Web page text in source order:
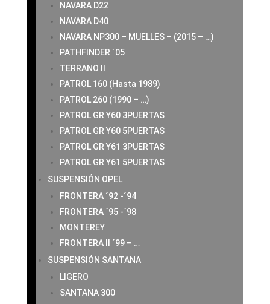
NAVARA D22
NAVARA D40
NAVARA NP300 – MUELLES – (2015 – …)
PATHFINDER ´05
TERRANO II
PATROL 160 (Hasta 1989)
PATROL 260 (1990 – …)
PATROL GR Y60 3PUERTAS
PATROL GR Y60 5PUERTAS
PATROL GR Y61 3PUERTAS
PATROL GR Y61 5PUERTAS
SUSPENSIÓN OPEL
FRONTERA ´92 -´94
FRONTERA ´95 -´98
MONTEREY
FRONTERA II ´99 – …
SUSPENSIÓN SANTANA
LIGERO
SANTANA 300